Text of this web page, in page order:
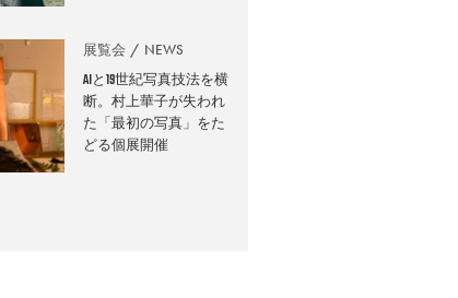
展覧会 NEWS
AIと19世紀写真技法を横
断。村上華子が失われ
た「最初の写真」をた
どる個展開催